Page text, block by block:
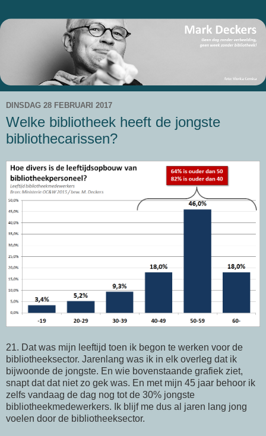
DINSDAG 28 FEBRUARI 2017
Welke bibliotheek heeft de jongste
bibliothecarissen?
21. Dat was mijn leeftijd toen ik begon te werken voor de
bibliotheeksector. Jarenlang was ik in elk overleg dat ik
bijwoonde de jongste. En wie bovenstaande grafiek ziet,
snapt dat dat niet zo gek was. En met mijn 45 jaar behoor ik
zelfs vandaag de dag nog tot de 30% jongste
bibliotheekmedewerkers. Ik blijf me dus al jaren lang jong
voelen door de bibliotheeksector.